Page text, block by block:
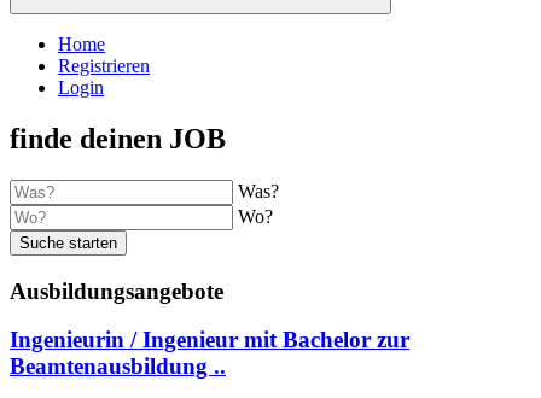
Home
Registrieren
Login
finde deinen JOB
Was?
Wo?
Suche starten
Ausbildungsangebote
Ingenieurin / Ingenieur mit Bachelor zur
Beamtenausbildung ..